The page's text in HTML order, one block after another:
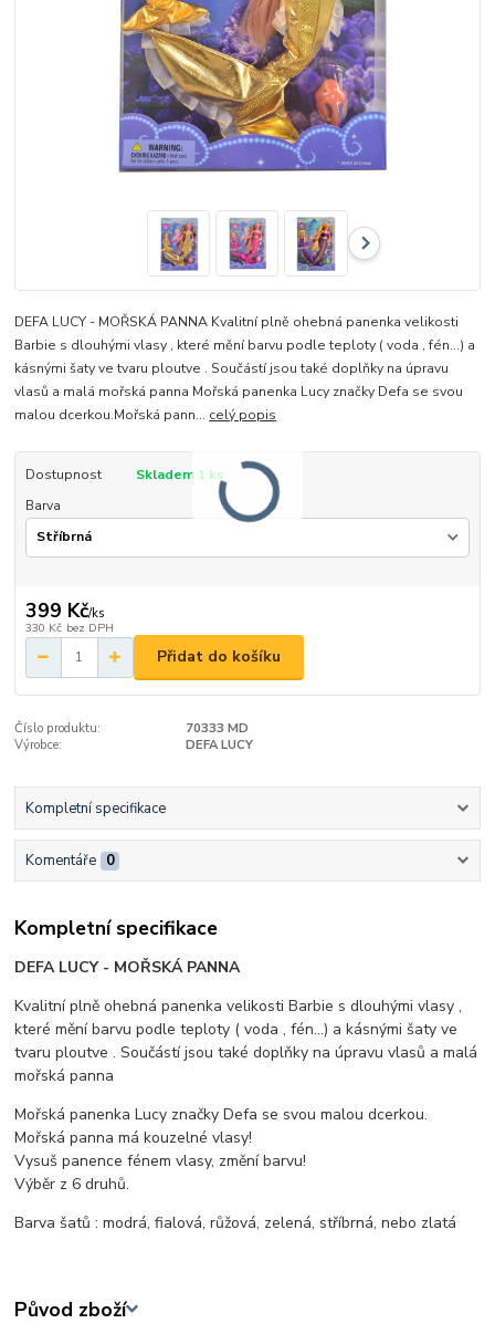
DEFA LUCY - MOŘSKÁ PANNA Kvalitní plně ohebná panenka velikosti
Barbie s dlouhými vlasy , které mění barvu podle teploty ( voda , fén...) a
kásnými šaty ve tvaru ploutve . Součástí jsou také doplňky na úpravu
vlasů a malá mořská panna Mořská panenka Lucy značky Defa se svou
malou dcerkou.Mořská pann... celý popis
Dostupnost
Skladem 1 ks
Barva
399 Kč/ks
330 Kč bez DPH
Přidat do košíku
Číslo produktu:
70333 MD
Výrobce:
DEFA LUCY
Kompletní specifikace
Komentáře 0
Kompletní specifikace
DEFA LUCY - MOŘSKÁ PANNA
Kvalitní plně ohebná panenka velikosti Barbie s dlouhými vlasy ,
které mění barvu podle teploty ( voda , fén...) a kásnými šaty ve
tvaru ploutve . Součástí jsou také doplňky na úpravu vlasů a malá
mořská panna
Mořská panenka Lucy značky Defa se svou malou dcerkou.
Mořská panna má kouzelné vlasy!
Vysuš panence fénem vlasy, změní barvu!
Výběr z 6 druhů.
Barva šatů : modrá, fialová, růžová, zelená, stříbrná, nebo zlatá
Původ zboží